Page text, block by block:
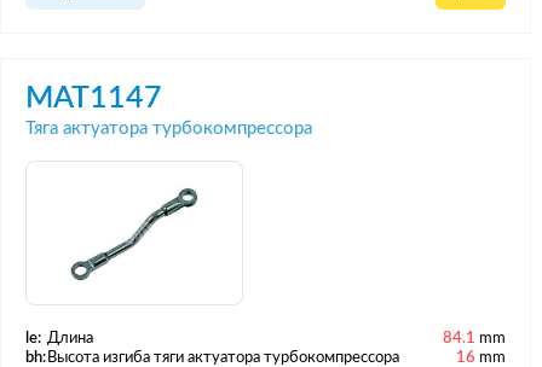
MAT1147
Тяга актуатора турбокомпрессора
le: Длина 84.1
mm
bh: Высота изгиба тяги актуатора турбокомпрессора 16 mm